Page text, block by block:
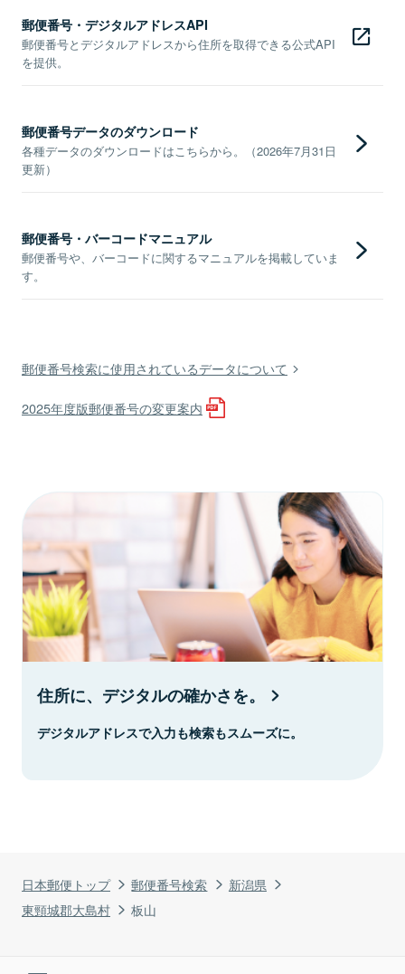
日本郵便トップ 郵便番号検索
新潟県
東頸城郡大島村
板山
郵便番号・デジタルアドレスAPI
郵便番号とデジタルアドレスから住所を取得できる公式API
を提供。
郵便番号データのダウンロード
各種データのダウンロードはこちらから。（2026年7月31日
更新）
郵便番号・バーコードマニュアル
郵便番号や、バーコードに関するマニュアルを掲載していま
す。
郵便番号検索に使用されているデータについて
2025年度版郵便番号の変更案内
住所に、デジタルの確かさを。
デジタルアドレスで入力も検索もスムーズに。